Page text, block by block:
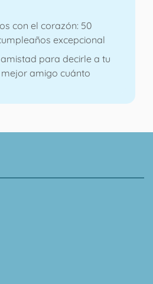
con el corazón: 50
excepcional
para decirle a tu
amigo cuánto